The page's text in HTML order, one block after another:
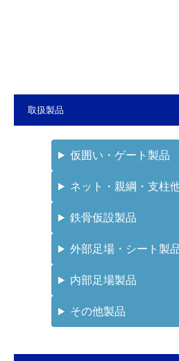
取扱製品
仮囲い・ゲート製品
ネット・親綱・支柱
鉄骨仮設製品
外部足場・シート製
内部足場製品
その他製品